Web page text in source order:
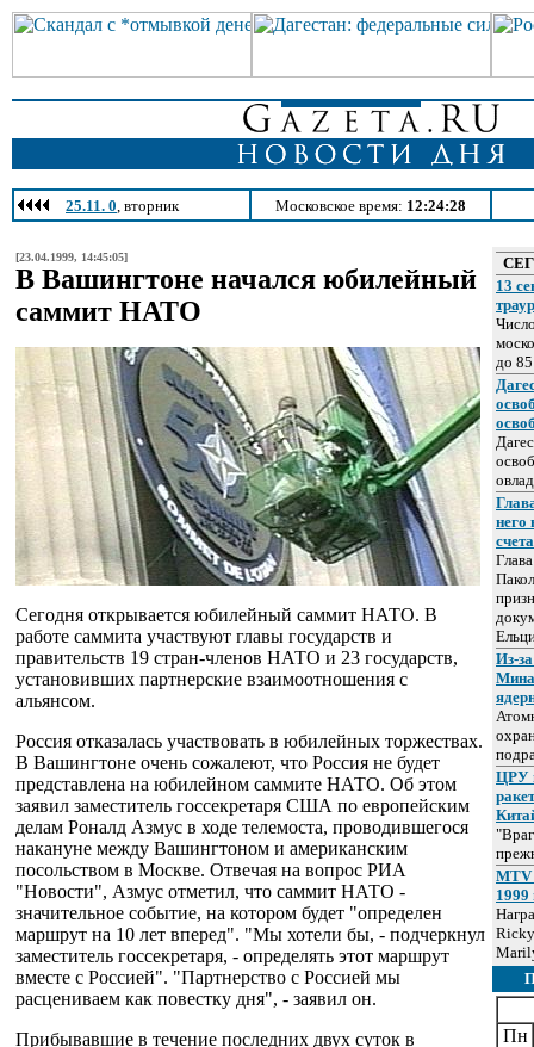
25.11. 0, вторник Московское время: 12:24:28
[23.04.1999, 14:45:05]
В Вашингтоне начался юбилейный
саммит НАТО
Сегодня открывается юбилейный саммит НАТО. В
работе саммита участвуют главы государств и
правительств 19 стран-членов НАТО и 23 государств,
установивших партнерские взаимоотношения с
альянсом.
Россия отказалась участвовать в юбилейных торжествах.
В Вашингтоне очень сожалеют, что Россия не будет
представлена на юбилейном саммите НАТО. Об этом
заявил заместитель госсекретаря США по европейским
делам Роналд Азмус в ходе телемоста, проводившегося
накануне между Вашингтоном и американским
посольством в Москве. Отвечая на вопрос РИА
"Новости", Азмус отметил, что саммит НАТО -
значительное событие, на котором будет "определен
маршрут на 10 лет вперед". "Мы хотели бы, - подчеркнул
заместитель госсекретаря, - определять этот маршрут
вместе с Россией". "Партнерство с Россией мы
расцениваем как повестку дня", - заявил он.
Прибывавшие в течение последних двух суток в
13
до 85
него
Из-
ЦРУ
MTV
1999
Пн